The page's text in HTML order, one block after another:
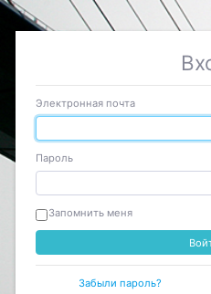
Электронная почта
Пароль
Запомнить меня
Забыли пароль?